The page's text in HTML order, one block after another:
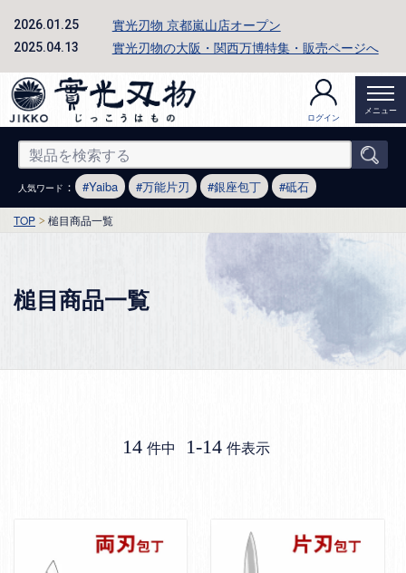
2026.01.25 實光刃物 京都嵐山店オープン
2025.04.13 實光刃物の大阪・関西万博特集・販売ページへ
ログイン
メニュー
人気ワード ： Yaiba 万能片刃 銀座包丁 砥石
TOP 槌目商品一覧
槌目商品一覧
14 件中 1-14 件表示